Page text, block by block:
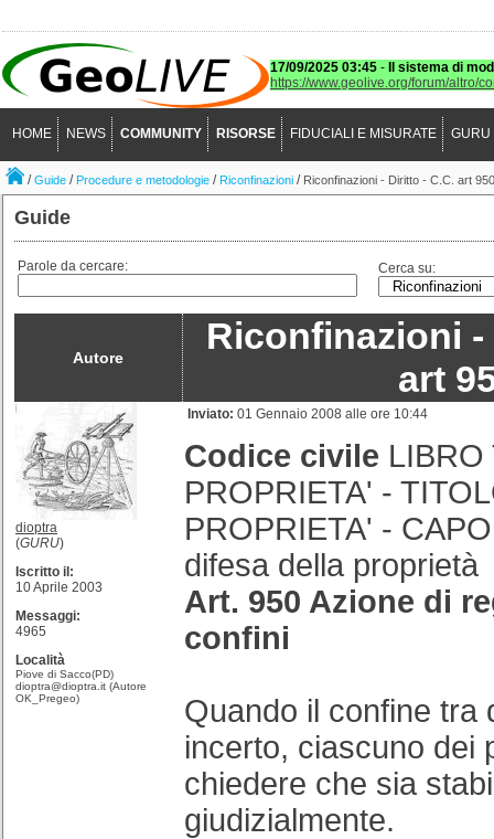
17/09/2025 03:45 -
Il sistema di
https://www.geolive.org/forum/altro/
HOME NEWS COMMUNITY RISORSE FIDUCIALI E MISURATE GURU
/Guide /Procedure e metodologie /Riconfinazioni / Riconfinazioni - Diritto - C.C. art 950
Guide
Parole da cercare: Cerca su:
Autore
Riconfinazioni -
art
dioptra
(GURU)
Iscritto il:
10 Aprile 2003
Messaggi:
4965
Località
Piove di Sacco(PD)
dioptra@dioptra.it (Autore
OK_Pregeo)
Inviato: 01 Gennaio 2008 alle ore 10:44
Codice civile LIBRO
PROPRIETA' -
PROPRIETA' -
difesa della proprietà
Art. 950 Azione di
confini
Quando il confine tra
incerto, ciascuno dei
chiedere che sia
giudizialmente.